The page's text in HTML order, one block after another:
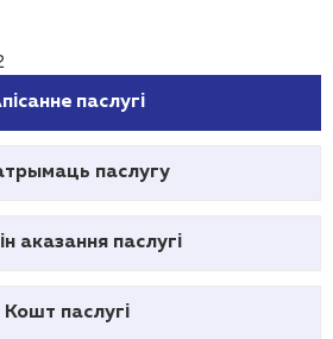
паслугі
паслугу
аказання паслугі
Кошт паслугі